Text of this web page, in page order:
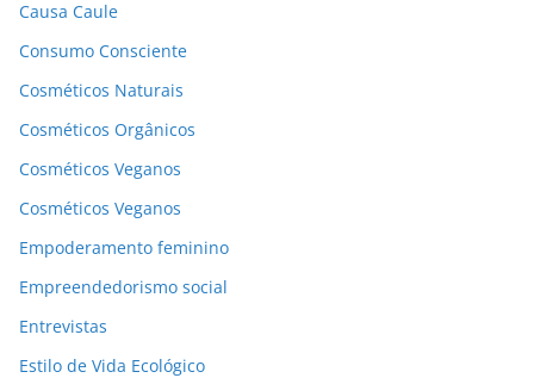
Causa Caule
Consumo Consciente
Cosméticos Naturais
Cosméticos Orgânicos
Cosméticos Veganos
Cosméticos Veganos
Empoderamento feminino
Empreendedorismo social
Entrevistas
Estilo de Vida Ecológico